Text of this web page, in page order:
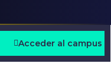
Acceder al campus